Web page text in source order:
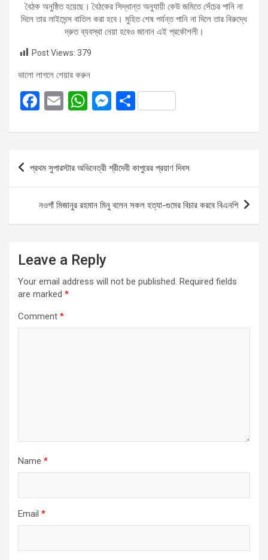
বৈঠক অনুষ্ঠিত হয়েছে। বৈঠকের সিদ্ধান্ত অনুযায়ী কেউ জমিতে সেঁচের পানি না
দিলে তার লাইসেন্স বাতিল করা হবে। মুহিত শেষ পর্যন্ত পানি না দিলে তার বিরুদ্ধে
দ্রুত ব্যবস্থা নেয়া হবেও জানান এই প্রকৌশলী।
Post Views: 379
ভালো লাগলে শেয়ার করুন
F
ce
o
o
k
E
ail
W
at
s
A
p
p
M
se
n
g
er
S
ar
Post
navigation
প্রথম সুপারস্টার অভিনেত্রী শ্রীদেবী কাপুরের প্রয়াণ দিবস
নওগাঁ মিজানুর রহমান মিনু বলেন সকল হত্যা-গুমের‌ বিচার করবে বিএনপি
Leave a Reply
Your email address will not be published. Required fields
are marked *
Comment *
Name *
Email *